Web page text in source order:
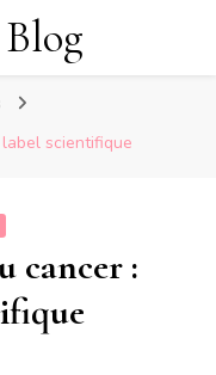
scientifique
cancer :